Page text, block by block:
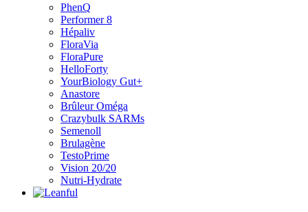
PhenQ
Performer 8
Hépaliv
FloraVia
FloraPure
HelloForty
YourBiology Gut+
Anastore
Brûleur Oméga
Crazybulk SARMs
Semenoll
Brulagène
TestoPrime
Vision 20/20
Nutri-Hydrate